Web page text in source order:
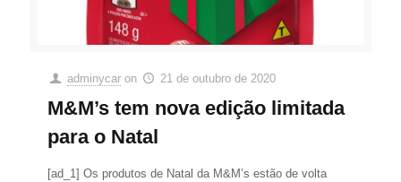
adminycar on 21 de outubro de 2020
M&M’s tem nova edição limitada
para o Natal
[ad_1] Os produtos de Natal da M&M’s estão de volta